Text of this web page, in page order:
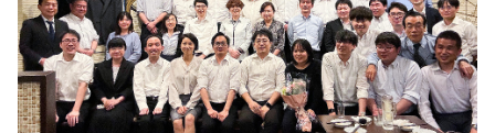
就活成功ガイド
プラン
個人向けプラン
法人向けプラン